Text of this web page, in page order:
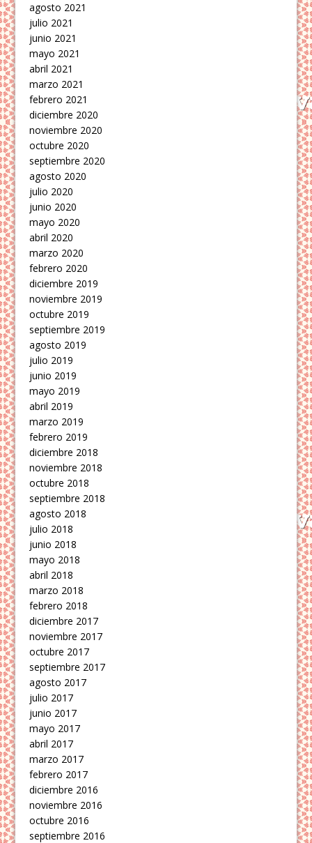
agosto 2021
julio 2021
junio 2021
mayo 2021
abril 2021
marzo 2021
febrero 2021
diciembre 2020
noviembre 2020
octubre 2020
septiembre 2020
agosto 2020
julio 2020
junio 2020
mayo 2020
abril 2020
marzo 2020
febrero 2020
diciembre 2019
noviembre 2019
octubre 2019
septiembre 2019
agosto 2019
julio 2019
junio 2019
mayo 2019
abril 2019
marzo 2019
febrero 2019
diciembre 2018
noviembre 2018
octubre 2018
septiembre 2018
agosto 2018
julio 2018
junio 2018
mayo 2018
abril 2018
marzo 2018
febrero 2018
diciembre 2017
noviembre 2017
octubre 2017
septiembre 2017
agosto 2017
julio 2017
junio 2017
mayo 2017
abril 2017
marzo 2017
febrero 2017
diciembre 2016
noviembre 2016
octubre 2016
septiembre 2016